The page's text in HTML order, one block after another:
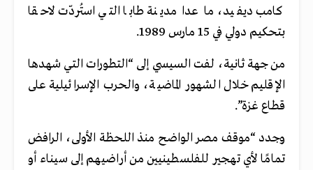
كامب ديفيد، ما عدا مدينة طابا التي استُردّت لاحقا
بتحكيم دولي في 15 مارس 1989.
من جهة ثانية، لفت السيسي إلى “التطورات التي شهدها
الإقليم خلال الشهور الماضية، والحرب الإسرائيلية على
قطاع غزة”.
وجدد “موقف مصر الواضح منذ اللحظة الأولى، الرافض
تمامًا لأي تهجير للفلسطينيين من أراضيهم إلى سيناء أو